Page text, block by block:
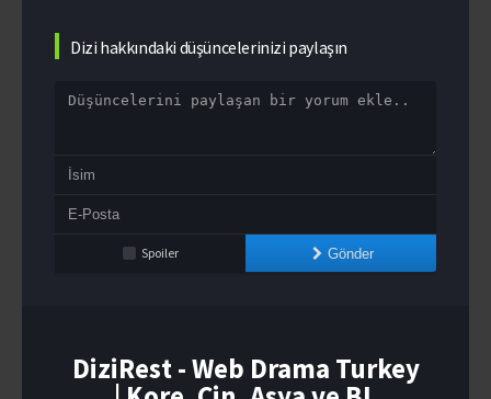
Dizi hakkındaki düşüncelerinizi paylaşın
Spoiler Gönder
DiziRest - Web Drama Turkey